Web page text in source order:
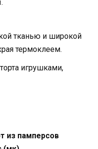
тканью и широкой
термоклеем.
игрушками,
из памперсов